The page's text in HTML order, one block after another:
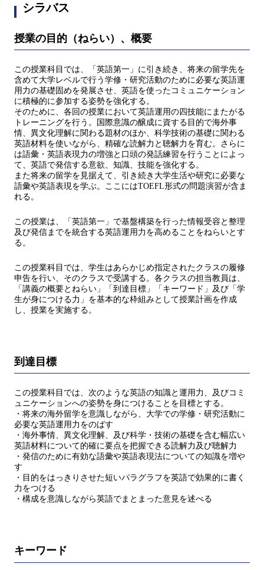
シラバス
授業の目的（ねらい）、概要
この授業科目では、「英語第一」に引き続き、将来の留学先を
含めて大学レベルで行う学修・研究活動のために必要な英語運
用力の基礎固めを発展させ、英語を使ったコミュニケーション
に積極的に参加する姿勢を強化する。
そのために、各回の授業において英語運用の四技能にまたがる
トレーニングを行う。国際意識の醸成に資する目的で海外事
情、異文化理解に関わる題材のほか、科学技術の基礎に関わる
英語材料を使いながら、精確な読解力と聴解力を育む。さらに
は語彙・英語表現力の増強と口頭の発話練習を行うことによっ
て、英語で発信する意欲、知識、技能を強化する。
また将来の留学を見据えて、引き続き大学生活や研究に必要な
語彙や英語表現を学ぶ。ここにはTOEFL形式の問題演習が含ま
れる。
この授業は、「英語第一」で基盤構築を行った情報受容と整理
及び発信までを統合する英語運用力を高めることをねらいとす
る。
この授業科目では、学生はあらかじめ指定されたクラスの履修
申告を行い、そのクラスで受講する。各クラスの担当教員は、
「講義の概要とねらい」「到達目標」「キーワード」及び「学
生が身につける力」を基本的な枠組みとして授業計画を作成
し、授業を実施する。
到達目標
この授業科目では、次のような英語の知識と運用力、及びコミ
ュニケーションへの姿勢を身につけることを目標とする。
・将来の海外留学を意識しながら、大学での学修・研究活動に
必要な英語運用力をのばす
・海外事情、異文化理解、及び科学・技術の基礎を含む幅広い
英語材料について的確に要点を把握できる読解力及び聴解力
・発信のために有効な語彙や英語表現法についての知識を増や
す
・目的をはっきりさせた短いパラグラフを英語で効果的に書く
力をつける
・構成を意識しながら英語でまとまった意見を述べる
キーワード